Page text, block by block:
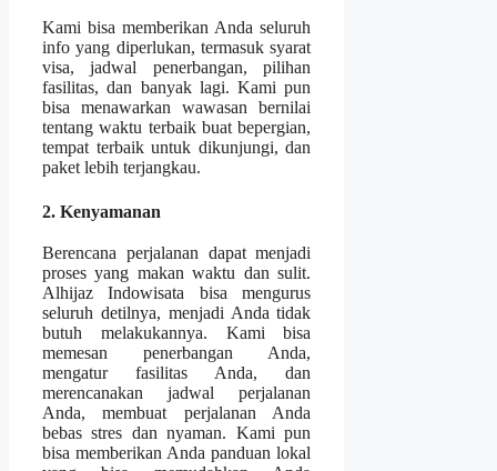
Kami bisa memberikan Anda seluruh
info yang diperlukan, termasuk syarat
visa, jadwal penerbangan, pilihan
fasilitas, dan banyak lagi. Kami pun
bisa menawarkan wawasan bernilai
tentang waktu terbaik buat bepergian,
tempat terbaik untuk dikunjungi, dan
paket lebih terjangkau.
2. Kenyamanan
Berencana perjalanan dapat menjadi
proses yang makan waktu dan sulit.
Alhijaz Indowisata bisa mengurus
seluruh detilnya, menjadi Anda tidak
butuh melakukannya. Kami bisa
memesan penerbangan Anda,
mengatur fasilitas Anda, dan
merencanakan jadwal perjalanan
Anda, membuat perjalanan Anda
bebas stres dan nyaman. Kami pun
bisa memberikan Anda panduan lokal